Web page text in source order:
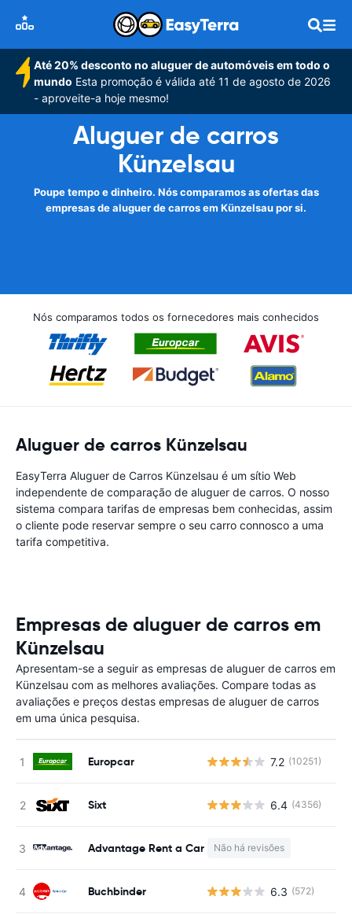
Até 20% desconto no aluguer de automóveis em todo o
mundo Esta promoção é válida até 11 de agosto de 2026
- aproveite-a hoje mesmo!
Aluguer de carros
Künzelsau
Poupe tempo e dinheiro. Nós comparamos as ofertas das
empresas de aluguer de carros em Künzelsau por si.
Nós comparamos todos os fornecedores mais conhecidos
Aluguer de carros Künzelsau
EasyTerra Aluguer de Carros Künzelsau é um sítio Web
independente de comparação de aluguer de carros. O nosso
sistema compara tarifas de empresas bem conhecidas, assim
o cliente pode reservar sempre o seu carro connosco a uma
tarifa competitiva.
Empresas de aluguer de carros em
Künzelsau
Apresentam-se a seguir as empresas de aluguer de carros em
Künzelsau com as melhores avaliações. Compare todas as
avaliações e preços destas empresas de aluguer de carros
em uma única pesquisa.
Europcar 7.2 (10251)
Sixt 6.4 (4356)
Advantage Rent a Car Não há revisões
Buchbinder 6.3 (572)